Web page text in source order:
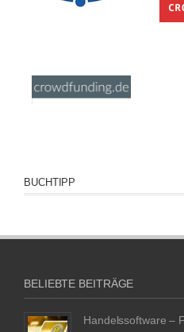
BUCHTIPP
BELIEBTE BEITRÄGE
Handelssoftware –